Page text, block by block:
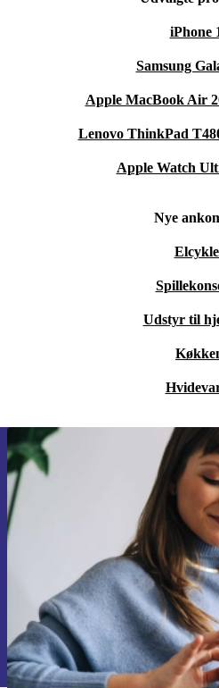
iPhone
Samsung
Apple MacBook Air
Lenovo ThinkPad
Apple Watch
Nye
Udstyr til
Tilmeld dig
første gang og
Gå aldrig glip af et
Anmod om
Du kan finde information omkring
Privatlivspolitik